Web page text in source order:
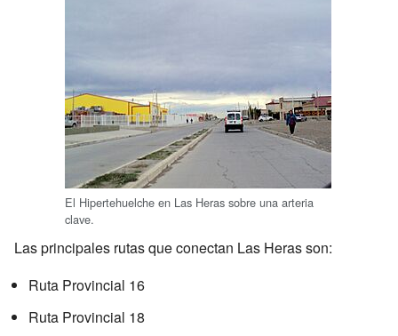
El Hipertehuelche en Las Heras sobre una arteria
clave.
Las principales rutas que conectan Las Heras son:
Ruta Provincial 16
Ruta Provincial 18